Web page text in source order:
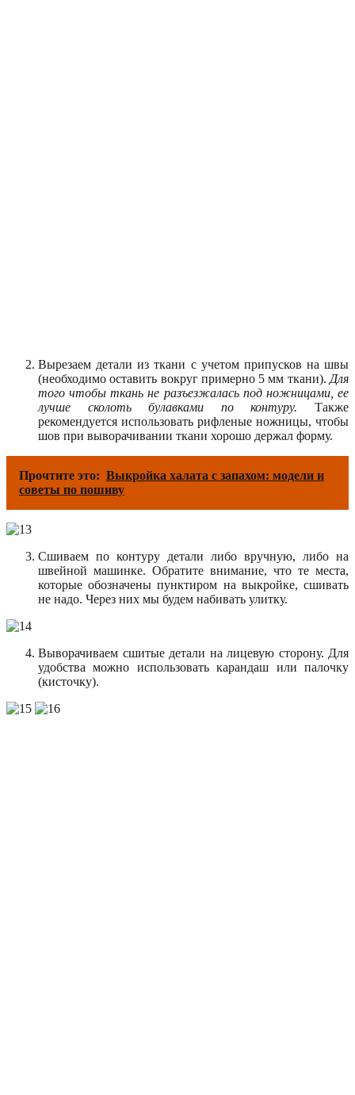
Вырезаем детали из ткани с учетом припусков на швы
(необходимо оставить вокруг примерно 5 мм ткани). Для
того чтобы ткань не разъезжалась под ножницами, ее
лучше сколоть булавками по контуру. Также
рекомендуется использовать рифленые ножницы, чтобы
шов при выворачивании ткани хорошо держал форму.
Прочтите это: Выкройка халата с запахом: модели и
советы по пошиву
Сшиваем по контуру детали либо вручную, либо на
швейной машинке. Обратите внимание, что те места,
которые обозначены пунктиром на выкройке, сшивать
не надо. Через них мы будем набивать улитку.
Выворачиваем сшитые детали на лицевую сторону. Для
удобства можно использовать карандаш или палочку
(кисточку).